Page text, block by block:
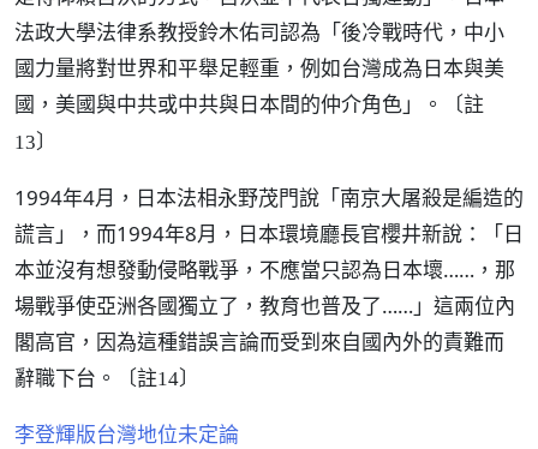
法政大學法律系教授鈴木佑司認為「後冷戰時代，中小
國力量將對世界和平舉足輕重，例如台灣成為日本與美
國，美國與中共或中共與日本間的仲介角色」。
〔註
13〕
1994年4月，日本法相永野茂門說「南京大屠殺是編造的
謊言」，而1994年8月，日本環境廳長官櫻井新說：「日
本並沒有想發動侵略戰爭，不應當只認為日本壞……，那
場戰爭使亞洲各國獨立了，教育也普及了……」這兩位內
閣高官，因為這種錯誤言論而受到來自國內外的責難而
辭職下台。
〔註14〕
李登輝版台灣地位未定論